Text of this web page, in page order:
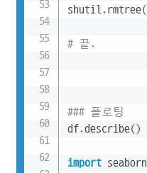
shutil. rmtree(
# 끝.
### 플로팅
df.describe()
import seaborn